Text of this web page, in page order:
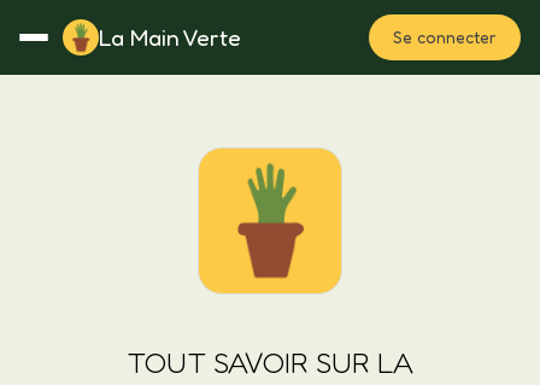
La Main Verte Se connecter
Notes Fertilisation
TOUT SAVOIR SUR LA